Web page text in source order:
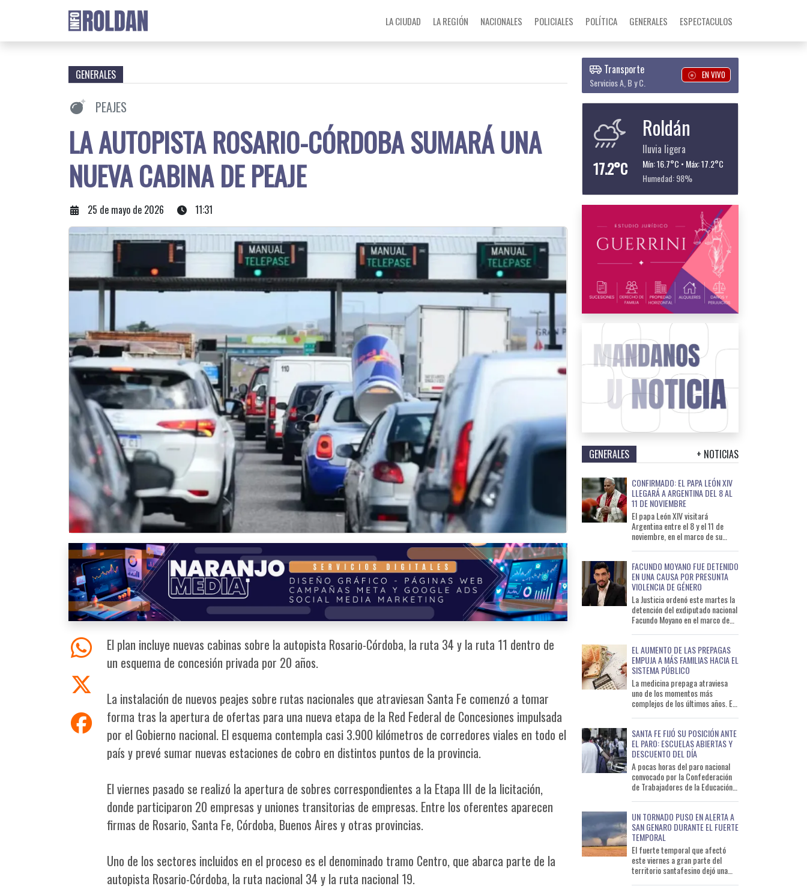
LA CIUDAD LA REGIÓN NACIONALES POLICIALES POLÍTICA GENERALES ESPECTACULOS
GENERALES
PEAJES
LA AUTOPISTA ROSARIO-CÓRDOBA SUMARÁ UNA
NUEVA CABINA DE PEAJE
25 de mayo de 2026 11:31
El plan incluye nuevas cabinas sobre la autopista Rosario-Córdoba, la ruta 34 y la ruta 11 dentro de
un esquema de concesión privada por 20 años.
La instalación de nuevos peajes sobre rutas nacionales que atraviesan Santa Fe comenzó a tomar
forma tras la apertura de ofertas para una nueva etapa de la Red Federal de Concesiones impulsada
por el Gobierno nacional. El esquema contempla casi 3.900 kilómetros de corredores viales en todo el
país y prevé sumar nuevas estaciones de cobro en distintos puntos de la provincia.
El viernes pasado se realizó la apertura de sobres correspondientes a la Etapa III de la licitación,
donde participaron 20 empresas y uniones transitorias de empresas. Entre los oferentes aparecen
firmas de Rosario, Santa Fe, Córdoba, Buenos Aires y otras provincias.
Uno de los sectores incluidos en el proceso es el denominado tramo Centro, que abarca parte de la
autopista Rosario-Córdoba, la ruta nacional 34 y la ruta nacional 19.
Transporte
Servicios A, B y C.
EN VIVO
17.2°C
Roldán
lluvia ligera
Mín: 16.7°C • Máx: 17.2°C
Humedad: 98%
GENERALES + NOTICIAS
CONFIRMADO: EL PAPA LEÓN XIV
LLEGARÁ A ARGENTINA DEL 8 AL
11 DE NOVIEMBRE
El papa León XIV visitará
Argentina entre el 8 y el 11 de
noviembre, en el marco de su
FACUNDO MOYANO FUE DETENIDO
EN UNA CAUSA POR PRESUNTA
VIOLENCIA DE GÉNERO
La Justicia ordenó este martes la
detención del exdiputado nacional
Facundo Moyano en el marco de
EL AUMENTO DE LAS PREPAGAS
EMPUJA A MÁS FAMILIAS HACIA EL
SISTEMA PÚBLICO
La medicina prepaga atraviesa
uno de los momentos más
complejos de los últimos años. El
SANTA FE FIJÓ SU POSICIÓN ANTE
EL PARO: ESCUELAS ABIERTAS Y
DESCUENTO DEL DÍA
A pocas horas del paro nacional
convocado por la Confederación
de Trabajadores de la Educación
UN TORNADO PUSO EN ALERTA A
SAN GENARO DURANTE EL FUERTE
TEMPORAL
El fuerte temporal que afectó
este viernes a gran parte del
territorio santafesino dejó una